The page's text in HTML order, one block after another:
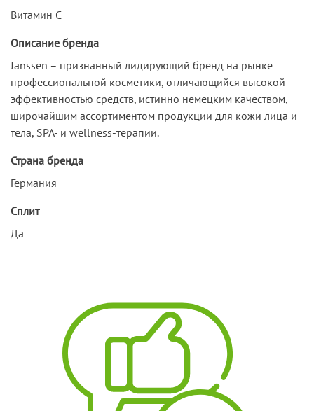
Витамин C
Описание бренда
Janssen – признанный лидирующий бренд на рынке
профессиональной косметики, отличающийся высокой
эффективностью средств, истинно немецким качеством,
широчайшим ассортиментом продукции для кожи лица и
тела, SPA- и wellness-терапии.
Страна бренда
Германия
Сплит
Да